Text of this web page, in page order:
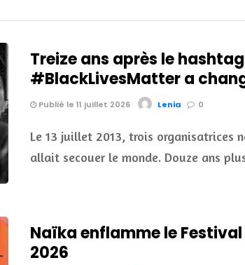
Treize ans après le
#BlackLivesMatter a
Publié le 11 juillet 2026 Lenia 0
Le 13 juillet 2013, trois organisatrices
allait secouer le monde. Douze ans
Naïka enflamme le
2026